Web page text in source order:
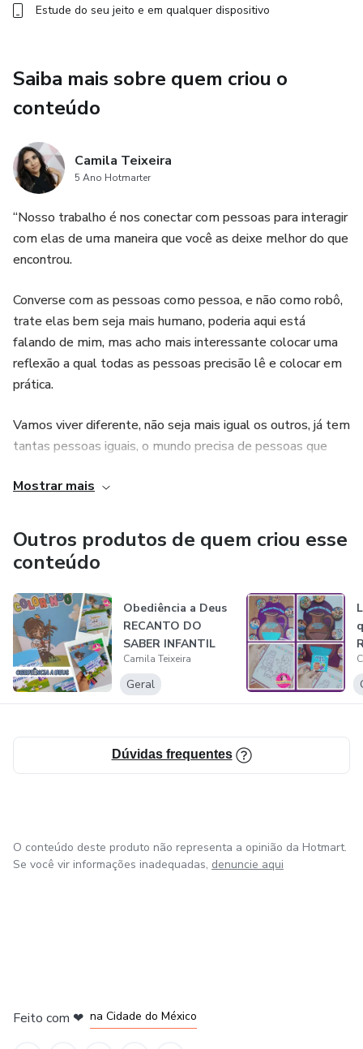
Estude do seu jeito e em qualquer dispositivo
Saiba mais sobre quem criou o
conteúdo
Camila Teixeira
5 Ano Hotmarter
“Nosso trabalho é nos conectar com pessoas para interagir
com elas de uma maneira que você as deixe melhor do que
encontrou.
Converse com as pessoas como pessoa, e não como robô,
trate elas bem seja mais humano, poderia aqui está
falando de mim, mas acho mais interessante colocar uma
reflexão a qual todas as pessoas precisão lê e colocar em
prática.
Vamos viver diferente, não seja mais igual os outros, já tem
tantas pessoas iguais, o mundo precisa de pessoas que
trata-los como eles merecem.
Mostrar mais
Outros produtos de quem criou esse
conteúdo
Obediência a Deus
RECANTO DO
SABER INFANTIL
Camila Teixeira
Geral
Dúvidas frequentes
O conteúdo deste produto não representa a opinião da Hotmart.
Se você vir informações inadequadas, denuncie aqui
Feito com ❤ na Cidade do México